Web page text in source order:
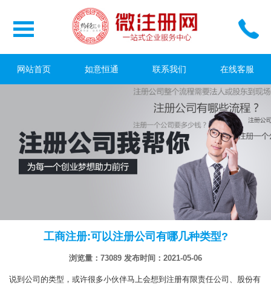
网站首页 如意恒通 联系我们 在线客服
工商注册:可以注册公司有哪几种类型?
浏览量：73089 发布时间：2021-05-06
说到公司的类型，或许很多小伙伴马上会想到注册有限责任公司、股份有